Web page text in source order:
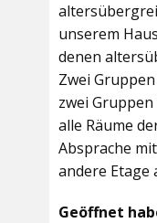
unserem
denen
Zwei
zwei Gruppen
alle Räume
Absprache
andere Etage
Geöffnet